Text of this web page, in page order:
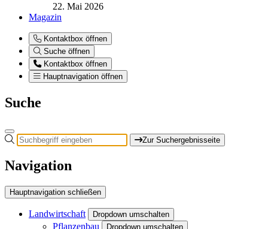
22. Mai 2026
Magazin
Kontaktbox öffnen
Suche öffnen
Kontaktbox öffnen
Hauptnavigation öffnen
Suche
Zur Suchergebnisseite
Navigation
Hauptnavigation schließen
Landwirtschaft Dropdown umschalten
Pflanzenbau Dropdown umschalten